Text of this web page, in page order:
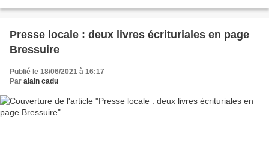
Presse locale : deux livres écrituriales en page
Bressuire
Publié le 18/06/2021 à 16:17
Par alain cadu